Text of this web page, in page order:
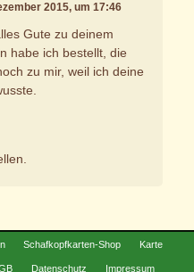
2015, um 17:46
Gute zu deinem
habe ich bestellt, die
zu mir, weil ich deine
Schafkopfkarten-Shop Karte
Datenschutz Impressum